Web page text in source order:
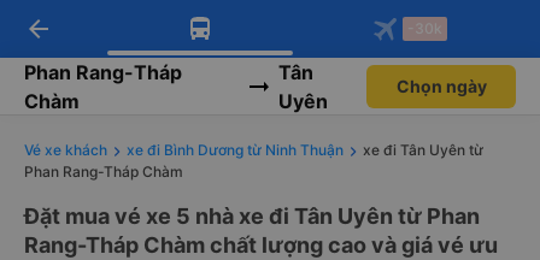
Tải app Vexere ngay!
Nhận ưu đãi thành viên độc
quyền
Mở app
Tải app Vexere
-30k/ghế khi đặt vé máy bay qua
app
Mở app
arrow_back -30k
Phan Rang-Tháp
Chàm
Tân
Uyên
Chọn ngày
Vé xe khách xe đi Bình Dương từ Ninh Thuận
xe đi Tân Uyên từ
Phan Rang-Tháp Chàm
Đặt mua vé xe 5 nhà xe đi Tân Uyên từ Phan
Rang-Tháp Chàm chất lượng cao và giá vé ưu